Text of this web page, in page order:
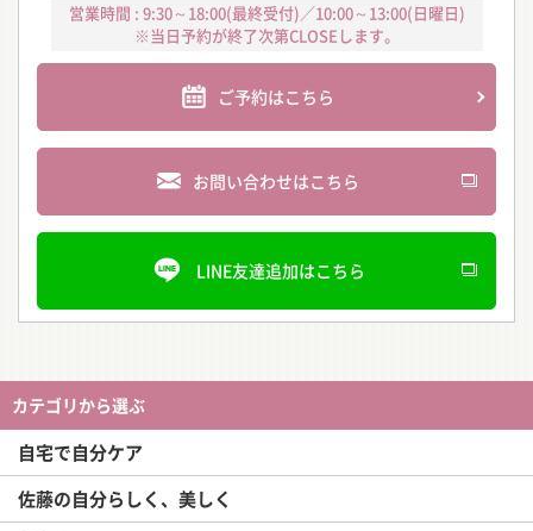
営業時間 : 9:30～18:00(最終受付)／10:00～13:00(日曜日)
※当日予約が終了次第CLOSEします。
ご予約はこちら
お問い合わせはこちら
LINE友達追加はこちら
カテゴリから選ぶ
自宅で自分ケア
佐藤の自分らしく、美しく